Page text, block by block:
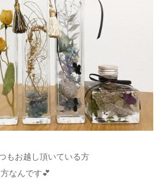
もお越し頂いている方
なんです💕